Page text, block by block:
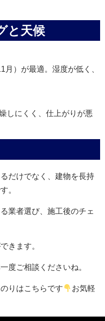
と天候
）が最適。湿度が低く、
しにくく、仕上がりが悪
だけでなく、建物を長持
。
業者選び、施工後のチェ
きます。
度ご相談くださいね。
りはこちらです
お気軽